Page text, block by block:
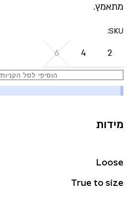
מתאמץ.
SKU:
2
4
6
הוסיפי לסל הקניות
מידות
Loose
True to size